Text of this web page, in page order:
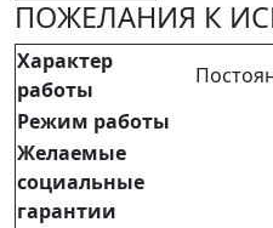
ПОЖЕЛАНИЯ К
Характер
работы
Режим работы
Желаемые
социальные
гарантии